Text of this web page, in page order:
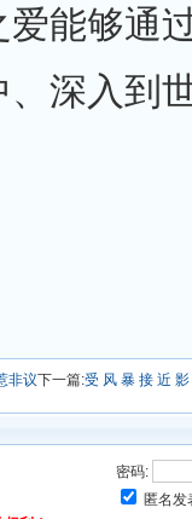
能够通
、深入到
非议下一篇:受 风 暴 接 近
密码:
匿名发